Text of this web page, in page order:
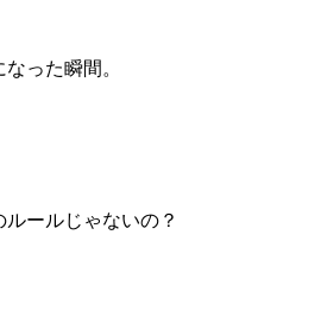
った瞬間。
ルールじゃないの？